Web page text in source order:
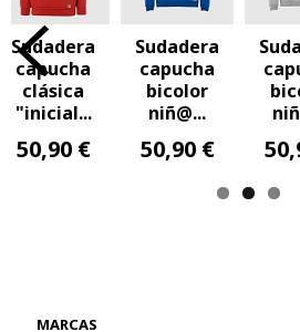
MARCAS
Sudadera
capucha
bicolor
niñ@...
50,90 €
Sudadera
capucha
bicolor
niñ@...
50,90 €